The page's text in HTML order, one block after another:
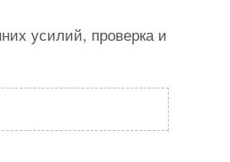
усилий, проверка и